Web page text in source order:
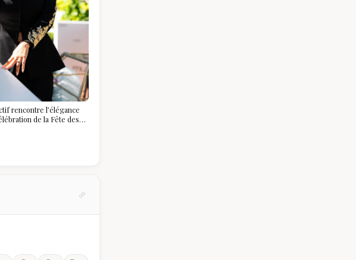
rencontre l’élégance
de la Fête des